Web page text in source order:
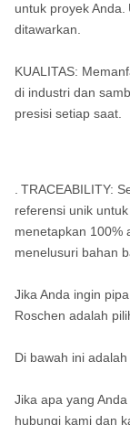
untuk proyek Anda.
ditawarkan.
KUALITAS:
di industri dan
presisi setiap saat.
TRACEABILITY:
referensi unik
menetapkan 100%
menelusuri bahan
Jika Anda ingin
Roschen adalah
Di bawah ini
Jika apa yang
hubungi kami dan